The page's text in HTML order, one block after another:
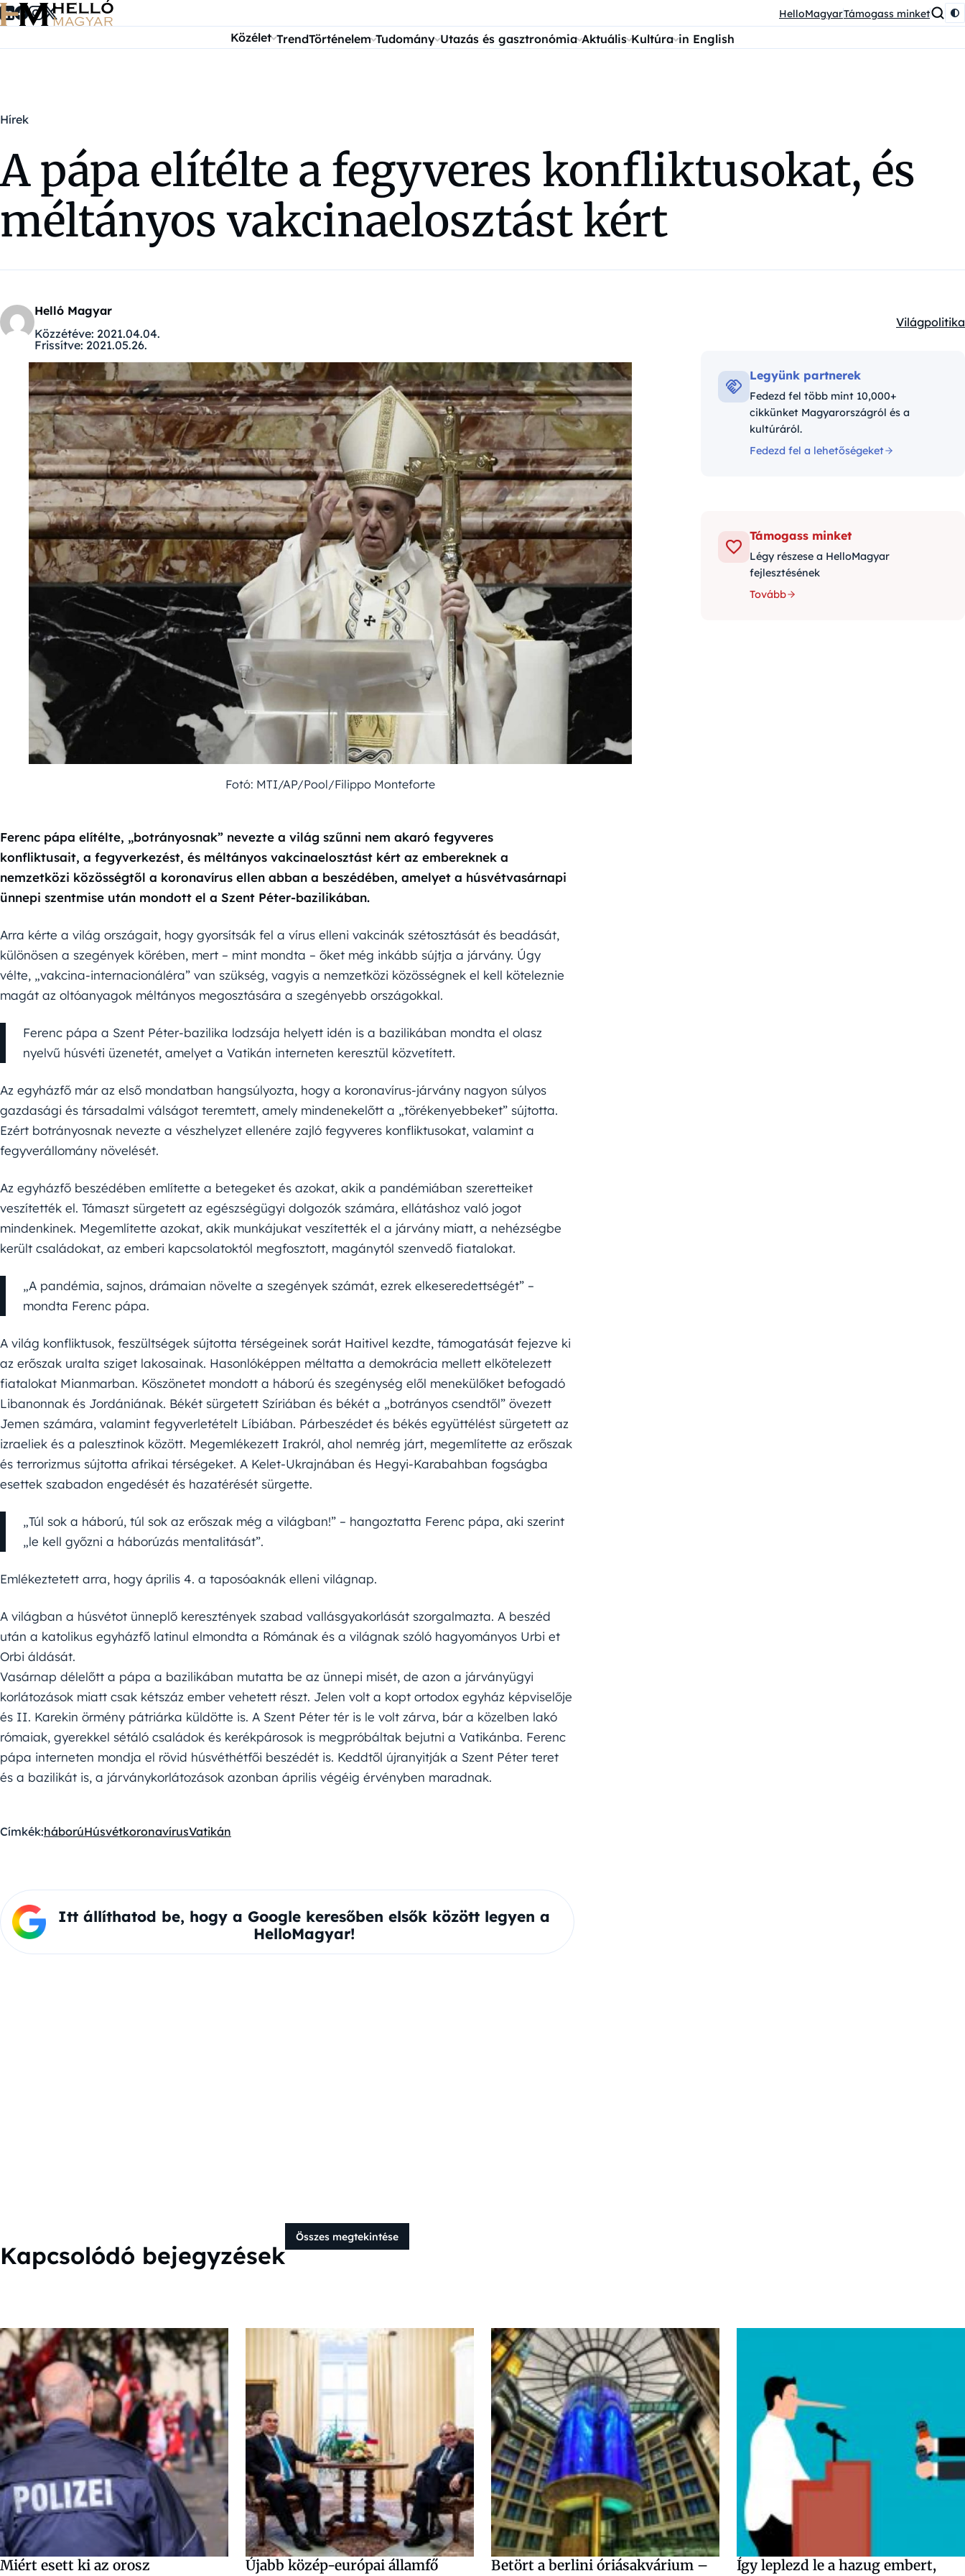
Ugrás a tartalomra HelloMagyarTámogass minket
Közélet TrendTörténelem Tudomány Utazás és gasztronómia Aktuális Kultúra in English
Hírek
A pápa elítélte a fegyveres konfliktusokat, és
méltányos vakcinaelosztást kért
Helló Magyar
Közzétéve: 2021.04.04.
Frissítve: 2021.05.26.
Kategóriák:
Világpolitika
Fotó: MTI/AP/Pool/Filippo Monteforte
Ferenc pápa elítélte, „botrányosnak” nevezte a világ szűnni nem akaró fegyveres
konfliktusait, a fegyverkezést, és méltányos vakcinaelosztást kért az embereknek a
nemzetközi közösségtől a koronavírus ellen abban a beszédében, amelyet a húsvétvasárnapi
ünnepi szentmise után mondott el a Szent Péter-bazilikában.
Arra kérte a világ országait, hogy gyorsítsák fel a vírus elleni vakcinák szétosztását és beadását,
különösen a szegények körében, mert – mint mondta – őket még inkább sújtja a járvány. Úgy
vélte, „vakcina-internacionáléra” van szükség, vagyis a nemzetközi közösségnek el kell köteleznie
magát az oltóanyagok méltányos megosztására a szegényebb országokkal.
Ferenc pápa a Szent Péter-bazilika lodzsája helyett idén is a bazilikában mondta el olasz
nyelvű húsvéti üzenetét, amelyet a Vatikán interneten keresztül közvetített.
Az egyházfő már az első mondatban hangsúlyozta, hogy a koronavírus-járvány nagyon súlyos
gazdasági és társadalmi válságot teremtett, amely mindenekelőtt a „törékenyebbeket” sújtotta.
Ezért botrányosnak nevezte a vészhelyzet ellenére zajló fegyveres konfliktusokat, valamint a
fegyverállomány növelését.
Az egyházfő beszédében említette a betegeket és azokat, akik a pandémiában szeretteiket
veszítették el. Támaszt sürgetett az egészségügyi dolgozók számára, ellátáshoz való jogot
mindenkinek. Megemlítette azokat, akik munkájukat veszítették el a járvány miatt, a nehézségbe
került családokat, az emberi kapcsolatoktól megfosztott, magánytól szenvedő fiatalokat.
„A pandémia, sajnos, drámaian növelte a szegények számát, ezrek elkeseredettségét” –
mondta Ferenc pápa.
A világ konfliktusok, feszültségek sújtotta térségeinek sorát Haitivel kezdte, támogatását fejezve ki
az erőszak uralta sziget lakosainak. Hasonlóképpen méltatta a demokrácia mellett elkötelezett
fiatalokat Mianmarban. Köszönetet mondott a háború és szegénység elől menekülőket befogadó
Libanonnak és Jordániának. Békét sürgetett Szíriában és békét a „botrányos csendtől” övezett
Jemen számára, valamint fegyverletételt Líbiában. Párbeszédet és békés együttélést sürgetett az
izraeliek és a palesztinok között. Megemlékezett Irakról, ahol nemrég járt, megemlítette az erőszak
és terrorizmus sújtotta afrikai térségeket. A Kelet-Ukrajnában és Hegyi-Karabahban fogságba
esettek szabadon engedését és hazatérését sürgette.
„Túl sok a háború, túl sok az erőszak még a világban!” – hangoztatta Ferenc pápa, aki szerint
„le kell győzni a háborúzás mentalitását”.
Emlékeztetett arra, hogy április 4. a taposóaknák elleni világnap.
A világban a húsvétot ünneplő keresztények szabad vallásgyakorlását szorgalmazta. A beszéd
után a katolikus egyházfő latinul elmondta a Rómának és a világnak szóló hagyományos Urbi et
Orbi áldását.
Vasárnap délelőtt a pápa a bazilikában mutatta be az ünnepi misét, de azon a járványügyi
korlátozások miatt csak kétszáz ember vehetett részt. Jelen volt a kopt ortodox egyház képviselője
és II. Karekin örmény pátriárka küldötte is. A Szent Péter tér is le volt zárva, bár a közelben lakó
rómaiak, gyerekkel sétáló családok és kerékpárosok is megpróbáltak bejutni a Vatikánba. Ferenc
pápa interneten mondja el rövid húsvéthétfői beszédét is. Keddtől újranyitják a Szent Péter teret
és a bazilikát is, a járványkorlátozások azonban április végéig érvényben maradnak.
Címkék:háborúHúsvétkoronavírusVatikán
Itt állíthatod be, hogy a Google keresőben elsők között legyen a
HelloMagyar!
Legyünk partnerek
Fedezd fel több mint 10,000+
cikkünket Magyarországról és a
kultúráról.
Fedezd fel a lehetőségeket
Támogass minket
Légy részese a HelloMagyar
fejlesztésének
Tovább
Kapcsolódó bejegyzések
Összes megtekintése
Miért esett ki az orosz
Újabb közép-európai államfő
Betört a berlini óriásakvárium –
Így leplezd le a hazug embert,